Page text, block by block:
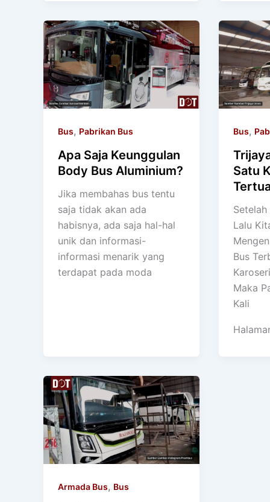
Bus, Pabrikan Bus
Apa Saja Keunggulan
Body Bus Aluminium?
Jika membahas bus tentu
saja tidak akan ada
habisnya, ada saja hal-hal
unik dan informasi-
informasi menarik yang
terdapat pada moda
Bus,
Satu
Lalu
Bus
Maka
Kali
Armada Bus, Bus